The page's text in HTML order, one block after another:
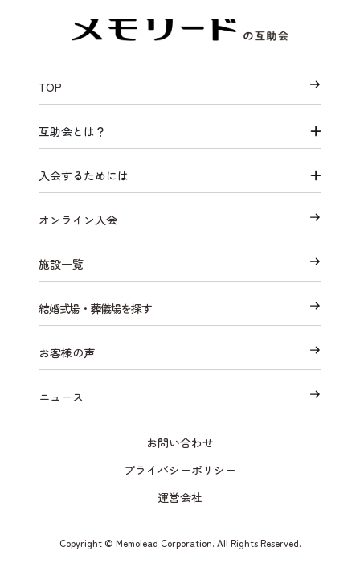
TOP
互助会とは？
入会するためには
オンライン入会
施設一覧
結婚式場・葬儀場を探す
お客様の声
ニュース
お問い合わせ
プライバシーポリシー
運営会社
Copyright © Memolead Corporation. All Rights Reserved.